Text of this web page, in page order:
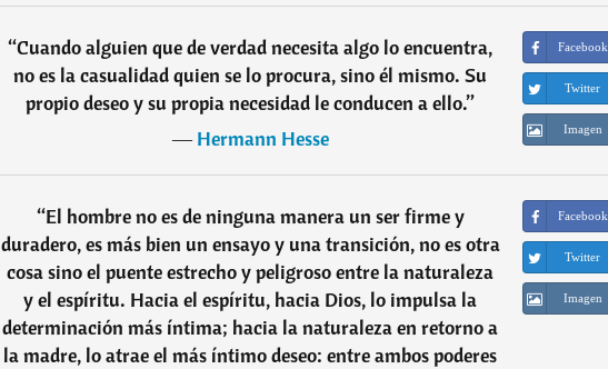
“Cuando alguien que de verdad necesita algo lo encuentra,
no es la casualidad quien se lo procura, sino él mismo. Su
propio deseo y su propia necesidad le conducen a ello.”
―Hermann Hesse
Facebook
Twitter
Imagen
“El hombre no es de ninguna manera un ser firme y
duradero, es más bien un ensayo y una transición, no es otra
cosa sino el puente estrecho y peligroso entre la naturaleza
y el espíritu. Hacia el espíritu, hacia Dios, lo impulsa la
determinación más íntima; hacia la naturaleza en retorno a
la madre, lo atrae el más íntimo deseo: entre ambos poderes
Facebook
Twitter
Imagen